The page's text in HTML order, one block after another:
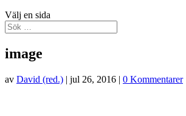
Välj en sida
image
av David (red.) | jul 26, 2016 | 0 Kommentarer